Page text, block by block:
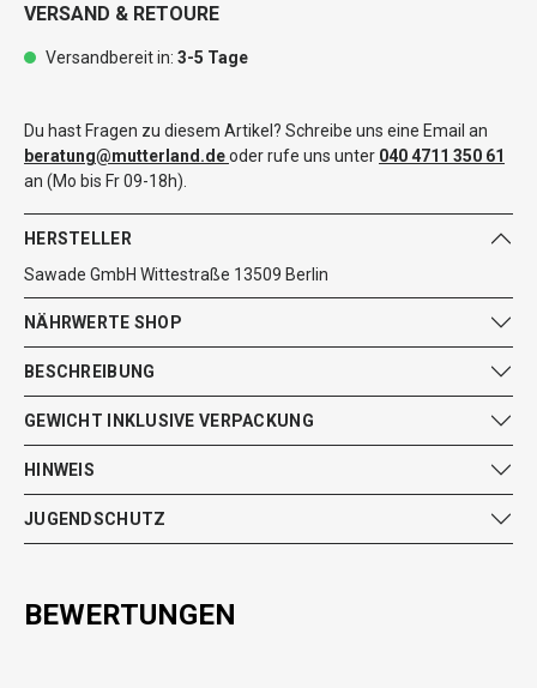
VERSAND & RETOURE
Versandbereit in: 3-5 Tage
Du hast Fragen zu diesem Artikel? Schreibe uns eine Email an
beratung@mutterland.deoder rufe uns unter 040 4711 350 61
an (Mo bis Fr 09-18h).
HERSTELLER
Sawade GmbH Wittestraße 13509 Berlin
NÄHRWERTE SHOP
BESCHREIBUNG
GEWICHT INKLUSIVE VERPACKUNG
HINWEIS
JUGENDSCHUTZ
BEWERTUNGEN